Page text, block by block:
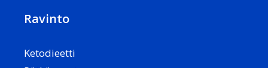
Ravinto
Ketodieetti